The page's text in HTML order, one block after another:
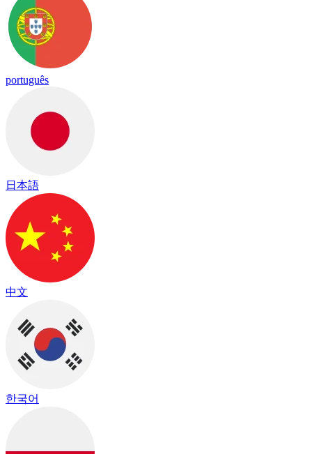
português
日本語
中文
한국어